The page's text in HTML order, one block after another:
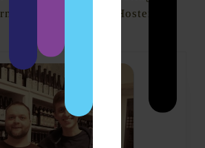
oder bei unserem Hoster